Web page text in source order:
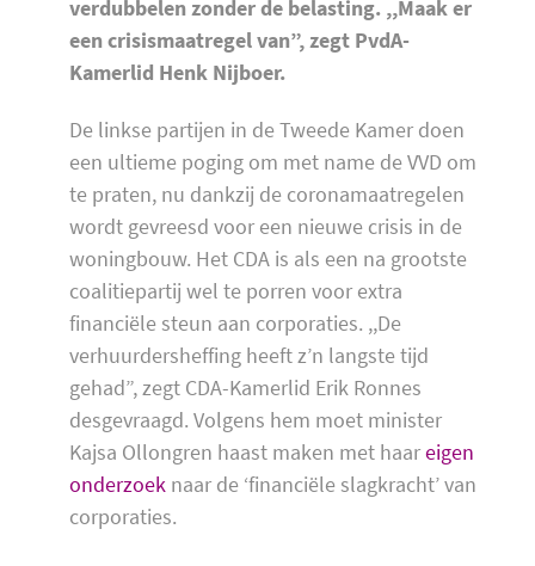
verdubbelen zonder de belasting. ,,Maak er
een crisismaatregel van”, zegt PvdA-
Kamerlid Henk Nijboer.
De linkse partijen in de Tweede Kamer doen
een ultieme poging om met name de VVD om
te praten, nu dankzij de coronamaatregelen
wordt gevreesd voor een nieuwe crisis in de
woningbouw. Het CDA is als een na grootste
coalitiepartij wel te porren voor extra
financiële steun aan corporaties. ,,De
verhuurdersheffing heeft z’n langste tijd
gehad”, zegt CDA-Kamerlid Erik Ronnes
desgevraagd. Volgens hem moet minister
Kajsa Ollongren haast maken met haareigen
onderzoek naar de ‘financiële slagkracht’ van
corporaties.